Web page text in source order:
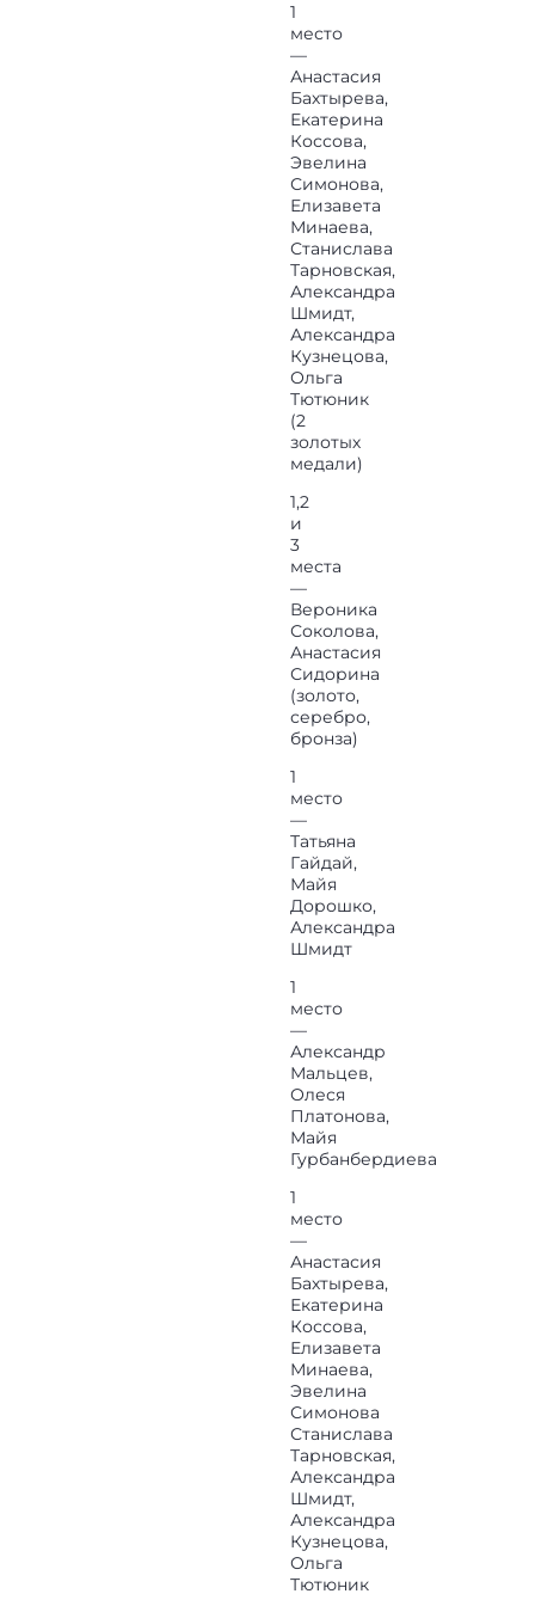
1
место
—
Анастасия
Бахтырева,
Екатерина
Коссова,
Эвелина
Симонова,
Елизавета
Минаева,
Станислава
Тарновская,
Александра
Шмидт,
Александра
Кузнецова,
Ольга
Тютюник
(2
золотых
медали)
1,2
и
3
места
—
Вероника
Соколова,
Анастасия
Сидорина
(золото,
серебро,
бронза)
1
место
—
Татьяна
Гайдай,
Майя
Дорошко,
Александра
Шмидт
1
место
—
Александр
Мальцев,
Олеся
Платонова,
Майя
Гурбанбердиева
1
место
—
Анастасия
Бахтырева,
Екатерина
Коссова,
Елизавета
Минаева,
Эвелина
Симонова
Станислава
Тарновская,
Александра
Шмидт,
Александра
Кузнецова,
Ольга
Тютюник